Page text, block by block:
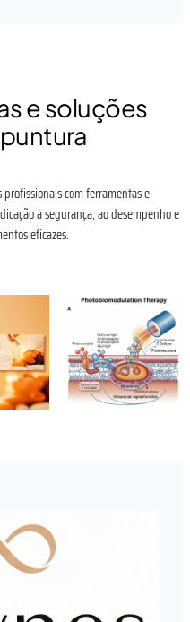
e soluções
com ferramentas e
à segurança, ao desempenho e
eficazes.